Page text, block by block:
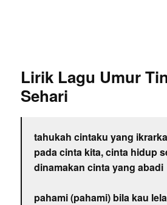
Lirik Lagu Umur
Sehari
tahukah cintaku yang
pada cinta kita, cinta hidup
dinamakan cinta yang abadi
pahami (pahami) bila kau